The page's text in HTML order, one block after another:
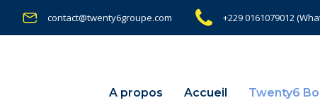
contact@twenty6groupe.com +229 0161079012
A propos Accueil Twenty6